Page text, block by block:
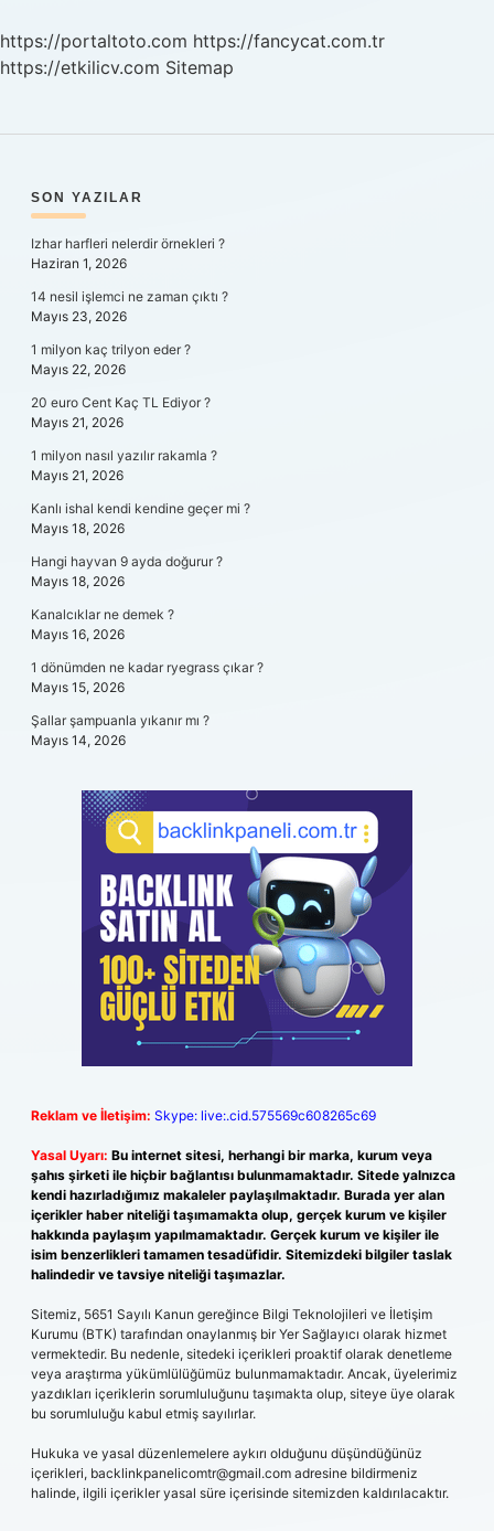
https://portaltoto.com https://fancycat.com.tr
https://etkilicv.com Sitemap
SIDEBAR
SON YAZILAR
Izhar harfleri nelerdir örnekleri ?
Haziran 1, 2026
14 nesil işlemci ne zaman çıktı ?
Mayıs 23, 2026
1 milyon kaç trilyon eder ?
Mayıs 22, 2026
20 euro Cent Kaç TL Ediyor ?
Mayıs 21, 2026
1 milyon nasıl yazılır rakamla ?
Mayıs 21, 2026
Kanlı ishal kendi kendine geçer mi ?
Mayıs 18, 2026
Hangi hayvan 9 ayda doğurur ?
Mayıs 18, 2026
Kanalcıklar ne demek ?
Mayıs 16, 2026
1 dönümden ne kadar ryegrass çıkar ?
Mayıs 15, 2026
Şallar şampuanla yıkanır mı ?
Mayıs 14, 2026
Reklam ve İletişim: Skype: live:.cid.575569c608265c69
Yasal Uyarı: Bu internet sitesi, herhangi bir marka, kurum veya
şahıs şirketi ile hiçbir bağlantısı bulunmamaktadır. Sitede yalnızca
kendi hazırladığımız makaleler paylaşılmaktadır. Burada yer alan
içerikler haber niteliği taşımamakta olup, gerçek kurum ve kişiler
hakkında paylaşım yapılmamaktadır. Gerçek kurum ve kişiler ile
isim benzerlikleri tamamen tesadüfidir. Sitemizdeki bilgiler taslak
halindedir ve tavsiye niteliği taşımazlar.
Sitemiz, 5651 Sayılı Kanun gereğince Bilgi Teknolojileri ve İletişim
Kurumu (BTK) tarafından onaylanmış bir Yer Sağlayıcı olarak hizmet
vermektedir. Bu nedenle, sitedeki içerikleri proaktif olarak denetleme
veya araştırma yükümlülüğümüz bulunmamaktadır. Ancak, üyelerimiz
yazdıkları içeriklerin sorumluluğunu taşımakta olup, siteye üye olarak
bu sorumluluğu kabul etmiş sayılırlar.
Hukuka ve yasal düzenlemelere aykırı olduğunu düşündüğünüz
içerikleri, backlinkpanelicomtr@gmail.com adresine bildirmeniz
halinde, ilgili içerikler yasal süre içerisinde sitemizden kaldırılacaktır.